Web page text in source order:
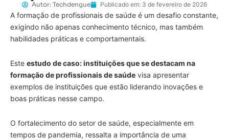
Autor: Techdengue Publicado em: 3 de fevereiro de 2026
A formação de profissionais de saúde é um desafio constante,
exigindo não apenas conhecimento técnico, mas também
habilidades práticas e comportamentais.
Este estudo de caso: instituições que se destacam na
formação de profissionais de saúde visa apresentar
exemplos de instituições que estão liderando inovações e
boas práticas nesse campo.
O fortalecimento do setor de saúde, especialmente em
tempos de pandemia, ressalta a importância de uma